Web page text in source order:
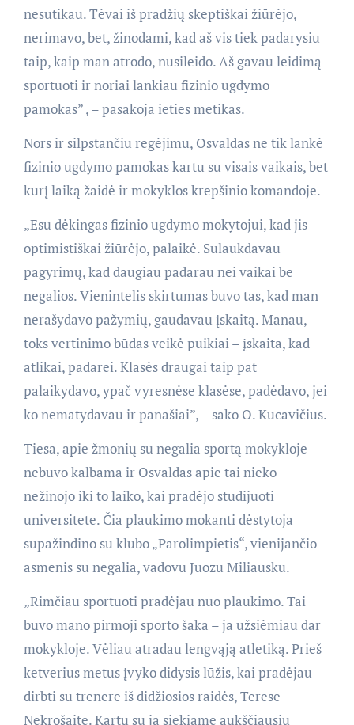
nesutikau. Tėvai iš pradžių skeptiškai žiūrėjo,
nerimavo, bet, žinodami, kad aš vis tiek padarysiu
taip, kaip man atrodo, nusileido. Aš gavau leidimą
sportuoti ir noriai lankiau fizinio ugdymo
pamokas” , – pasakoja ieties metikas.
Nors ir silpstančiu regėjimu, Osvaldas ne tik lankė
fizinio ugdymo pamokas kartu su visais vaikais, bet
kurį laiką žaidė ir mokyklos krepšinio komandoje.
„Esu dėkingas fizinio ugdymo mokytojui, kad jis
optimistiškai žiūrėjo, palaikė. Sulaukdavau
pagyrimų, kad daugiau padarau nei vaikai be
negalios. Vienintelis skirtumas buvo tas, kad man
nerašydavo pažymių, gaudavau įskaitą. Manau,
toks vertinimo būdas veikė puikiai – įskaita, kad
atlikai, padarei. Klasės draugai taip pat
palaikydavo, ypač vyresnėse klasėse, padėdavo, jei
ko nematydavau ir panašiai”, – sako O. Kucavičius.
Tiesa, apie žmonių su negalia sportą mokykloje
nebuvo kalbama ir Osvaldas apie tai nieko
nežinojo iki to laiko, kai pradėjo studijuoti
universitete. Čia plaukimo mokanti dėstytoja
supažindino su klubo „Parolimpietis“, vienijančio
asmenis su negalia, vadovu Juozu Miliausku.
„Rimčiau sportuoti pradėjau nuo plaukimo. Tai
buvo mano pirmoji sporto šaka – ja užsiėmiau dar
mokykloje. Vėliau atradau lengvąją atletiką. Prieš
ketverius metus įvyko didysis lūžis, kai pradėjau
dirbti su trenere iš didžiosios raidės, Terese
Nekrošaite. Kartu su ja siekiame aukščiausių